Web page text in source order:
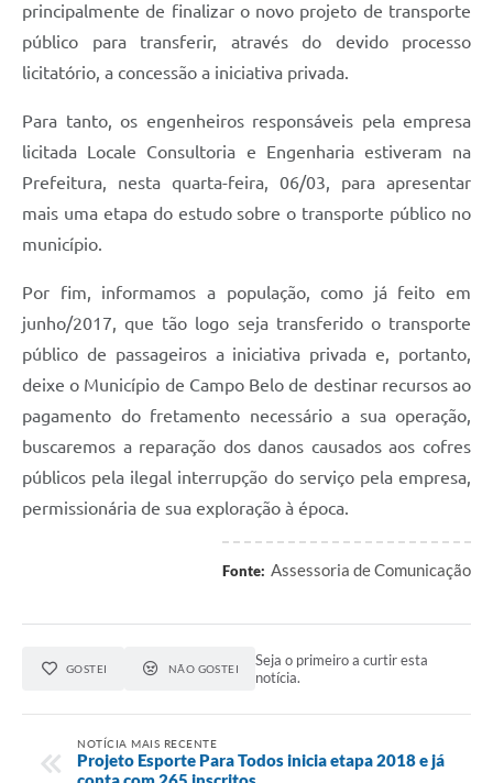
principalmente de finalizar o novo projeto de transporte
público para transferir, através do devido processo
licitatório, a concessão a iniciativa privada.
Para tanto, os engenheiros responsáveis pela empresa
licitada Locale Consultoria e Engenharia estiveram na
Prefeitura, nesta quarta-feira, 06/03, para apresentar
mais uma etapa do estudo sobre o transporte público no
município.
Por fim, informamos a população, como já feito em
junho/2017, que tão logo seja transferido o transporte
público de passageiros a iniciativa privada e, portanto,
deixe o Município de Campo Belo de destinar recursos ao
pagamento do fretamento necessário a sua operação,
buscaremos a reparação dos danos causados aos cofres
públicos pela ilegal interrupção do serviço pela empresa,
permissionária de sua exploração à época.
Fonte: Assessoria de Comunicação
GOSTEI NÃO GOSTEI
Seja o primeiro a curtir esta
notícia.
NOTÍCIA MAIS RECENTE
Projeto Esporte Para Todos inicia etapa 2018 e já